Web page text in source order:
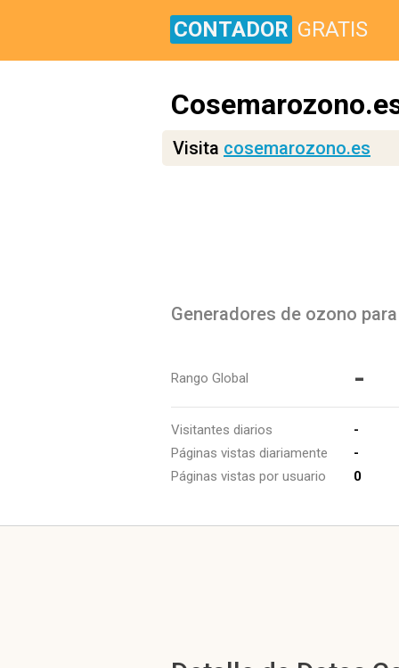
CONTADOR GRATIS
Visita cosemarozono.es
Generadores de ozono
Rango Global -
Visitantes diarios
-
Páginas vistas diariamente
-
Páginas vistas por usuario
0